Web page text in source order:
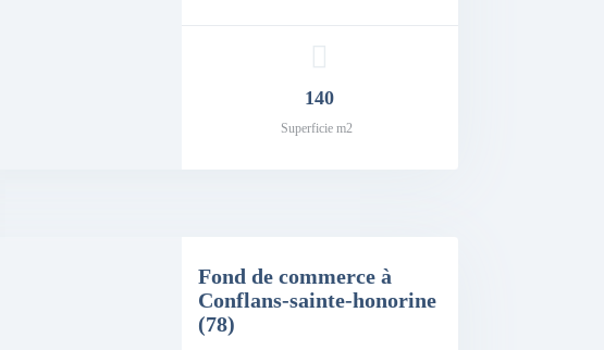
140
Superficie m2
Fond de commerce à
Conflans-sainte-honorine
(78)